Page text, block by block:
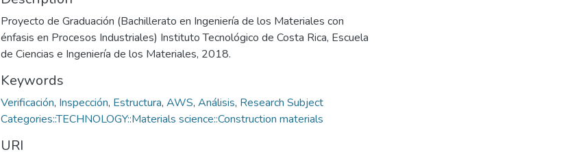
Proyecto de Graduación (Bachillerato en Ingeniería de los Materiales con
énfasis en Procesos Industriales) Instituto Tecnológico de Costa Rica, Escuela
de Ciencias e Ingeniería de los Materiales, 2018.
Keywords
Verificación, Inspección, Estructura, AWS, Análisis, Research Subject
Categories::TECHNOLOGY::Materials science::Construction materials
URI